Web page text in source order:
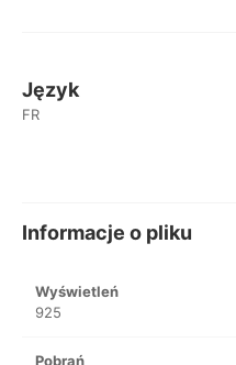
Język
FR
Informacje o pliku
Wyświetleń
925
Pobrań